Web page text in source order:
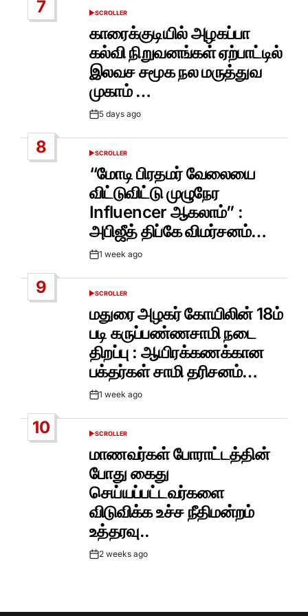
7
POSTED
SCROLLER
காரைக்குடியில் அழகப்பா
கல்வி நிறுவனங்கள் ஏற்பாட்டில்
இலவச சமூக நல மருத்துவ
முகாம் …
Post5 days ago
8
POSTED
IN
SCROLLER
“மோடி பிரதமர் வேலையை
விட்டுவிட்டு முழுநேர
Influencer ஆகலாம்” :
அபிஜீத் திப்கே விமர்சனம்…
Post1 week ago
9
POSTED
SCROLLER
மதுரை அழகர் கோயிலின் 18ம்
படி கருப்பண்ணசாமி நடை
திறப்பு : ஆயிரக்கணக்கான
பக்தர்கள் சாமி தரிசனம்…
Post1 week ago
10
POSTED
SCROLLER
மாணவர்கள் போராட்டத்தின்
போது கைது
செய்யப்பட்டவர்களை
விடுவிக்க உச்ச நீதிமன்றம்
உத்தரவு..
Post2 weeks ago